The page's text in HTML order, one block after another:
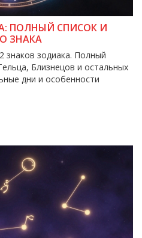
ПОЛНЫЙ СПИСОК И
ЗНАКА
знаков зодиака. Полный
Близнецов и остальных
дни и особенности